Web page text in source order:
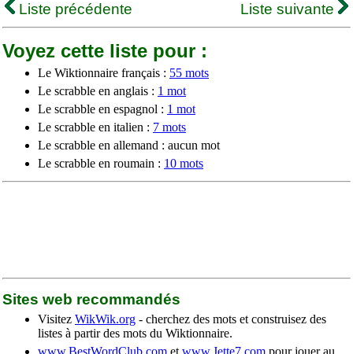
Liste précédente
Liste suivante
Voyez cette liste pour :
Le Wiktionnaire français : 55 mots
Le scrabble en anglais : 1 mot
Le scrabble en espagnol : 1 mot
Le scrabble en italien : 7 mots
Le scrabble en allemand : aucun mot
Le scrabble en roumain : 10 mots
Sites web recommandés
Visitez WikWik.org - cherchez des mots et construisez des
listes à partir des mots du Wiktionnaire.
www.BestWordClub.com et www.Jette7.com pour jouer au